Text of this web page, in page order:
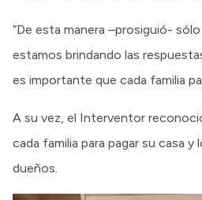
“De esta manera –prosiguió-
estamos brindando las
es importante que cada familia
A su vez, el Interventor
cada familia para pagar su casa
dueños.